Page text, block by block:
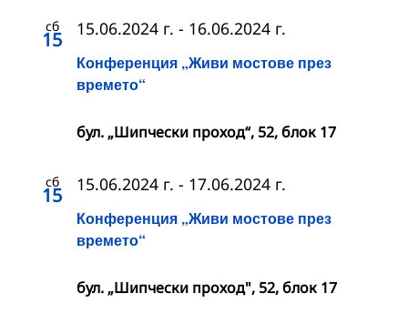
сб
15
Конференция „Живи мостове през
времето“
15.06.2024 г. - 16.06.2024 г.
бул. „Шипчески проход“, 52, блок 17
сб
15
Конференция „Живи мостове през
времето“
15.06.2024 г. - 17.06.2024 г.
бул. „Шипчески проход", 52, блок 17